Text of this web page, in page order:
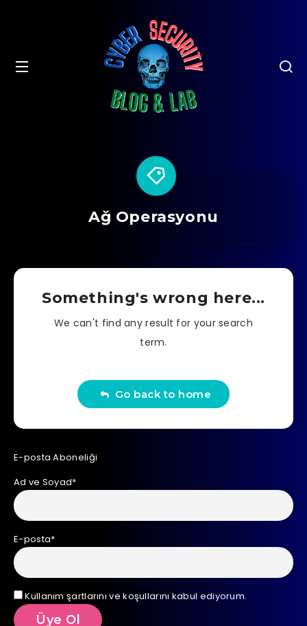
Ağ Operasyonu
Something's wrong here...
We can't find any result for your search
term.
Go back to home
E-posta Aboneliği
Ad ve Soyad*
E-posta*
Kullanım şartlarını ve koşullarını kabul ediyorum.